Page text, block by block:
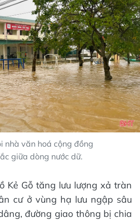
nhà văn hoá cộng đồng
giữa dòng nước dữ.
Kẻ Gỗ tăng lưu lượng xả tràn
cư ở vùng hạ lưu ngập sâu
đường giao thông bị chia